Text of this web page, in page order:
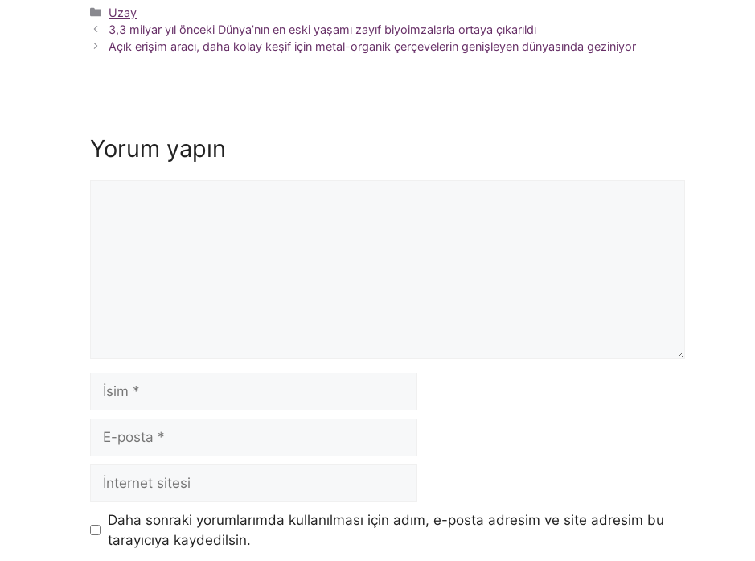
Kategoriler
Uzay
3,3 milyar yıl önceki Dünya’nın en eski yaşamı zayıf biyoimzalarla ortaya çıkarıldı
Açık erişim aracı, daha kolay keşif için metal-organik çerçevelerin genişleyen dünyasında geziniyor
Yorum yapın
İsim
posta
İnternet
sitesi
Daha sonraki yorumlarımda kullanılması için adım, e-posta adresim ve site adresim bu
tarayıcıya kaydedilsin.